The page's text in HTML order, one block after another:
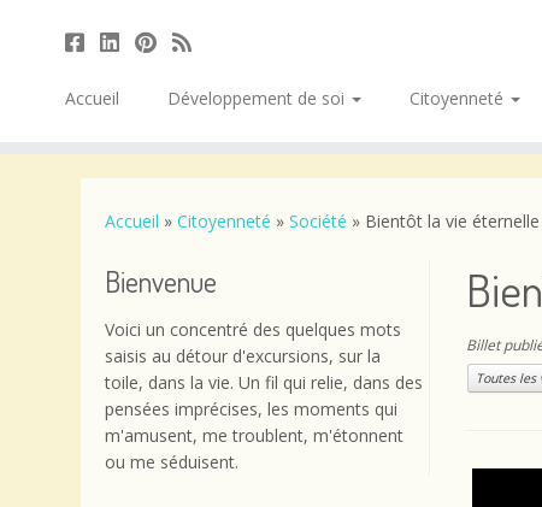
Accueil Développement de soi Citoyenneté
Accueil » Citoyenneté » Société » Bientôt la vie éternelle
Bienvenue
Voici un concentré des quelques mots
saisis au détour d'excursions, sur la
toile, dans la vie. Un fil qui relie, dans des
pensées imprécises, les moments qui
m'amusent, me troublent, m'étonnent
ou me séduisent.
Billet
Toutes les